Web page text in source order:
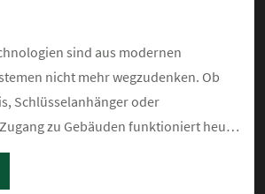
sind aus modernen
nicht mehr wegzudenken. Ob
Schlüsselanhänger oder
zu Gebäuden funktioniert heute
kontaktlos, schnell und scheinbar